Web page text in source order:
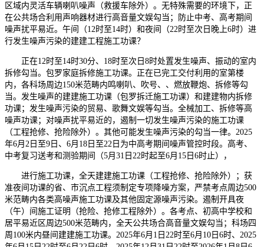
区域内灵活车辆喇叭噪声（救援车除外）。无特殊需要的环境下，正
在公共场合利用声响器材进行高音量文娱勾当；防止中考、高考期间
噪声扰平易近。午间（12时至14时）和夜间（22时至次日晚上6时）进
行发生噪声污染的建建工程施工功课？
正在12时至14时30分、18时至次日8时处置发生噪声、振动的室内
拆修勾当。包罗家庭拆修施工功课。正在已完工交付利用的室第楼
内，各科场周边150米范畴内鸣喇叭、吹号、、燃放鞭炮、拆修等勾
当。发生噪声的建建施工功课（包罗拆迁施工功课）和建建物内拆修
功课；发生噪声污染的贸易、歌舞文娱等勾当。全械加工、拆修等高
噪声功课；对噪声扰平易近的，遏制一切发生噪声污染的施工功课
（工程抢修、抢险除外）。其他可能发生噪声污染的勾当一律。2025
年6月2日至9日、6月18日至22日为中高考期间噪声管控时段。高考、
中考复习送考和测验期间（5月31日22时起至6月15日6时止），
进行施工功课，全天建建施工功课（工程抢修、抢险除外）；获
准夜间功课的省、市沉点工程须制定专项降噪方案，严禁考点周边500
米范畴内各类高噪声施工功课及其他固定源噪声污染。遏制开具夜
（午）间施工证明（抢险、抢修工程除外）。各考点、初高中学校和
居平易近区周边500米范畴内，全天公共场合高音量文娱勾当；科场四
周100米内昼间建建施工功课。2025年6月1日22时至6月10日6时、2025